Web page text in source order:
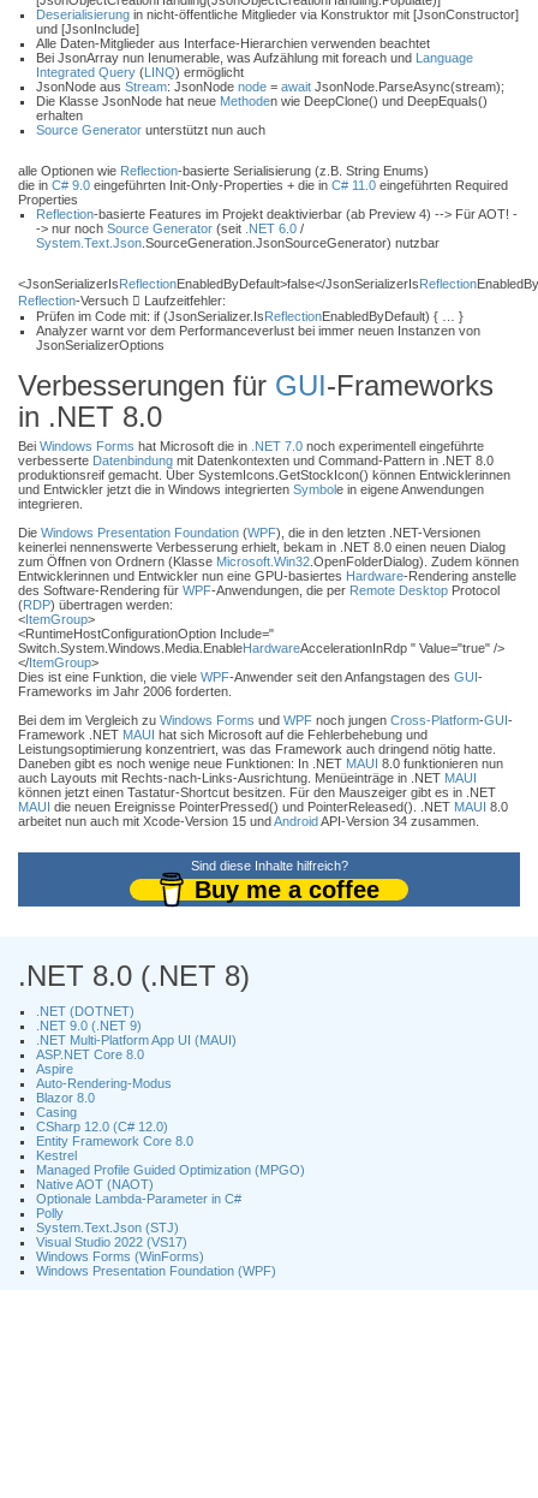
Deserialisierung in nicht-öffentliche Mitglieder via Konstruktor mit [JsonConstructor]
und [JsonInclude]
Alle Daten-Mitglieder aus Interface-Hierarchien verwenden beachtet
Bei JsonArray nun Ienumerable, was Aufzählung mit foreach und Language
Integrated Query (LINQ) ermöglicht
JsonNode aus Stream: JsonNode node = await JsonNode.ParseAsync(stream);
Die Klasse JsonNode hat neue Methoden wie DeepClone() und DeepEquals()
erhalten
Source Generator unterstützt nun auch
alle Optionen wie Reflection-basierte Serialisierung (z.B. String Enums)
die in C# 9.0 eingeführten Init-Only-Properties + die in C# 11.0 eingeführten Required
Properties
Reflection-basierte Features im Projekt deaktivierbar (ab Preview 4) --> Für AOT! -
-> nur noch Source Generator (seit .NET 6.0 /
System.Text.Json .SourceGeneration.JsonSourceGenerator) nutzbar
<JsonSerializerIsReflectionEnabledByDefault>false</JsonSerializerIsReflection
Reflection-Versuch  Laufzeitfehler:
Prüfen im Code mit: if (JsonSerializer.IsReflectionEnabledByDefault) { … }
Analyzer warnt vor dem Performanceverlust bei immer neuen Instanzen von
JsonSerializerOptions
Verbesserungen für GUI-Frameworks
in .NET 8.0
Bei Windows Forms hat Microsoft die in .NET 7.0 noch experimentell eingeführte
verbesserte Datenbindung mit Datenkontexten und Command-Pattern in .NET 8.0
produktionsreif gemacht. Über SystemIcons.GetStockIcon() können Entwicklerinnen
und Entwickler jetzt die in Windows integrierten Symbole in eigene Anwendungen
integrieren.
Die Windows Presentation Foundation (WPF), die in den letzten .NET-Versionen
keinerlei nennenswerte Verbesserung erhielt, bekam in .NET 8.0 einen neuen Dialog
zum Öffnen von Ordnern (Klasse Microsoft.Win32 .OpenFolderDialog). Zudem können
Entwicklerinnen und Entwickler nun eine GPU-basiertes Hardware-Rendering anstelle
des Software-Rendering für WPF-Anwendungen, die per Remote Desktop Protocol
(RDP) übertragen werden:
<ItemGroup>
<RuntimeHostConfigurationOption Include="
Switch.System.Windows.Media.EnableHardwareAccelerationInRdp " Value="true" />
</ItemGroup>
Dies ist eine Funktion, die viele WPF-Anwender seit den Anfangstagen des GUI-
Frameworks im Jahr 2006 forderten.
Bei dem im Vergleich zu Windows Forms und WPF noch jungen Cross-Platform-GUI-
Framework .NET MAUI hat sich Microsoft auf die Fehlerbehebung und
Leistungsoptimierung konzentriert, was das Framework auch dringend nötig hatte.
Daneben gibt es noch wenige neue Funktionen: In .NET MAUI 8.0 funktionieren nun
auch Layouts mit Rechts-nach-Links-Ausrichtung. Menüeinträge in .NET MAUI
können jetzt einen Tastatur-Shortcut besitzen. Für den Mauszeiger gibt es in .NET
MAUI die neuen Ereignisse PointerPressed() und PointerReleased(). .NET MAUI 8.0
arbeitet nun auch mit Xcode-Version 15 undAndroidAPI-Version 34 zusammen.
Sind diese Inhalte hilfreich?
Buy me a coffee
.NET 8.0 (.NET 8)
.NET (DOTNET)
.NET 9.0 (.NET 9)
.NET Multi-Platform App UI (MAUI)
ASP.NET Core 8.0
Aspire
Auto-Rendering-Modus
Blazor 8.0
Casing
CSharp 12.0 (C# 12.0)
Entity Framework Core 8.0
Kestrel
Managed Profile Guided Optimization (MPGO)
Native AOT (NAOT)
Optionale Lambda-Parameter in C#
Polly
System.Text.Json (STJ)
Visual Studio 2022 (VS17)
Windows Forms (WinForms)
Windows Presentation Foundation (WPF)